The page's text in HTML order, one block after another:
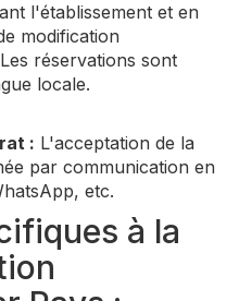
l'établissement et en
modification
Les réservations sont
locale.
: L'acceptation de la
par communication en
etc.
à la